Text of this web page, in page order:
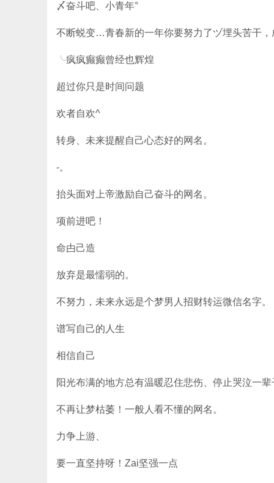
〆奋斗吧、小青年°
不断蜕变…青春新的一年你要努力了ヅ埋头苦干，
╰疯疯癫癫曾经也辉煌
超过你只是时间问题
欢者自欢^
转身、未来提醒自己心态好的网名。
-。
抬头面对上帝激励自己奋斗的网名。
项前进吧！
命甴己造
放弃是最懦弱的。
不努力，未来永远是个梦男人招财转运微信名字。
谱写自己的人生
相信自己
阳光布满的地方总有温暖忍住悲伤、停止哭泣一辈
不再让梦枯萎！一般人看不懂的网名。
力争上游、
要一直坚持呀！Zai坚强一点